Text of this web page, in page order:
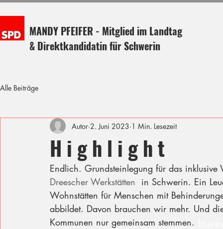
MANDY PFEIFER - Mitglied im Landtag
& Direktkandidatin für Schwerin
Alle Beiträge
H i g h l i g h t
Autor 2. Juni 2023 1 Min. Lesezeit
Endlich. Grundsteinlegung für das
Dreescher Werkstätten
in Schwerin. Ein
Wohnstätten für Menschen mit
abbildet. Davon brauchen wir mehr. Und
Kommunen nur gemeinsam stemmen.